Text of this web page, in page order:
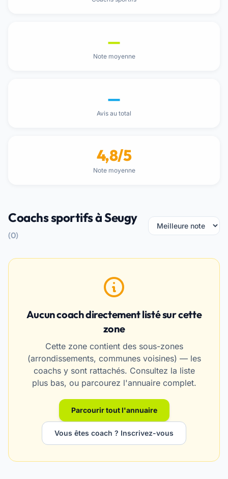
—
Note moyenne
—
Avis au total
4,8/5
Note moyenne
Coachs sportifs à Seugy
(0)
Aucun coach directement listé sur cette
zone
Cette zone contient des sous-zones
(arrondissements, communes voisines) — les
coachs y sont rattachés. Consultez la liste
plus bas, ou parcourez l'annuaire complet.
Parcourir tout l'annuaire
Vous êtes coach ? Inscrivez-vous